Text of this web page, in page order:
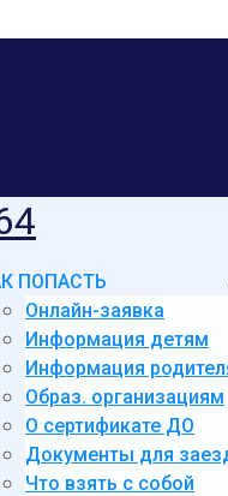
ПОПАСТЬ
Онлайн-заявка
Информация детям
Информация
Образ. организациям
О сертификате ДО
Документы для
Что взять с собой